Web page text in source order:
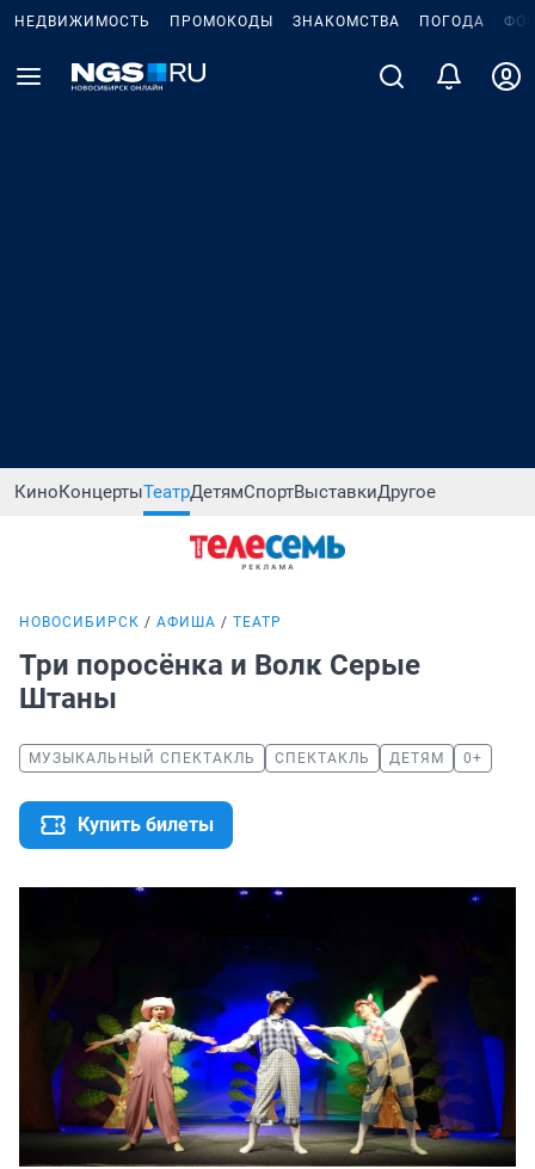
НЕДВИЖИМОСТЬ ПРОМОКОДЫ ЗНАКОМСТВА ПОГОДА
КиноКонцертыТеатрДетямСпортВыставкиДругое
НОВОСИБИРСК АФИША ТЕАТР
Три поросёнка и Волк Серые
Штаны
МУЗЫКАЛЬНЫЙ СПЕКТАКЛЬ СПЕКТАКЛЬ ДЕТЯМ 0+
Купить билеты